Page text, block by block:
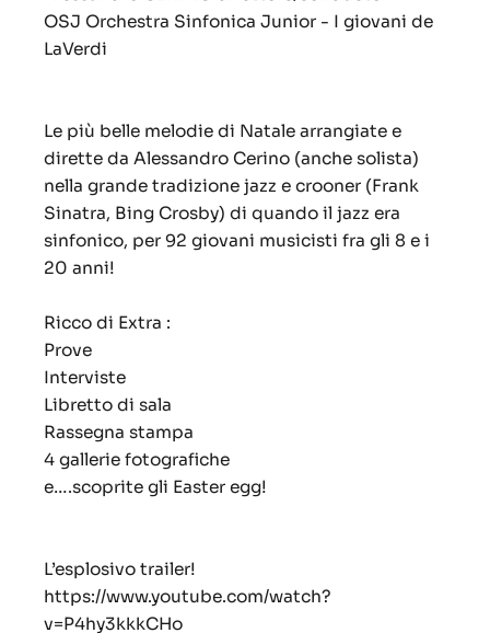
OSJ Orchestra Sinfonica Junior - I giovani de
LaVerdi
Le più belle melodie di Natale arrangiate e
dirette da Alessandro Cerino (anche solista)
nella grande tradizione jazz e crooner (Frank
Sinatra, Bing Crosby) di quando il jazz era
sinfonico, per 92 giovani musicisti fra gli 8 e i
20 anni!
Ricco di Extra :
Prove
Interviste
Libretto di sala
Rassegna stampa
4 gallerie fotografiche
e….scoprite gli Easter egg!
L’esplosivo trailer!
https://www.youtube.com/watch?
v=P4hy3kkkCHo